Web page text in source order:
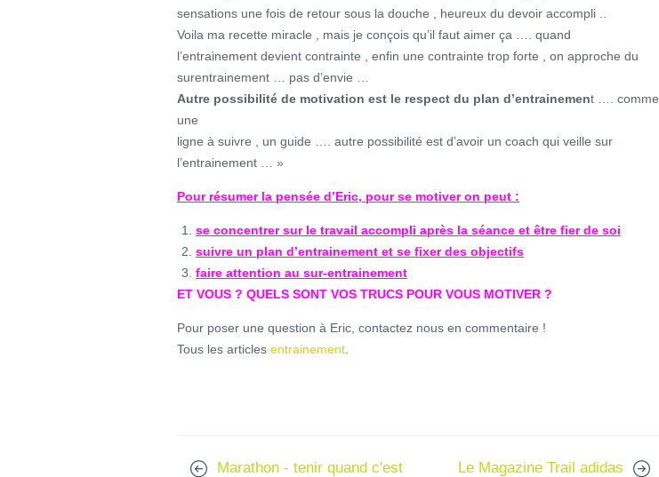
sensations une fois de retour sous la douche , heureux du devoir accompli ..
Voila ma recette miracle , mais je conçois qu’il faut aimer ça …. quand
l’entrainement devient contrainte , enfin une contrainte trop forte , on approche du
surentrainement … pas d’envie …
Autre possibilité de motivation est le respect du plan d’entrainement …. comme
une
ligne à suivre , un guide …. autre possibilité est d’avoir un coach qui veille sur
l’entrainement … »
Pour résumer la pensée d’Eric, pour se motiver on peut :
se concentrer sur le travail accompli après la séance et être fier de soi
suivre un plan d’entrainement et se fixer des objectifs
faire attention au sur-entrainement
ET VOUS ? QUELS SONT VOS TRUCS POUR VOUS MOTIVER ?
Pour poser une question à Eric, contactez nous en commentaire !
Tous les articles entrainement
Marathon - tenir quand c'est
Le Magazine Trail adidas